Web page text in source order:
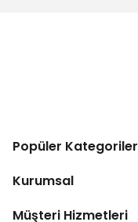
Popüler Kategoriler
Kurumsal
Müşteri Hizmetleri